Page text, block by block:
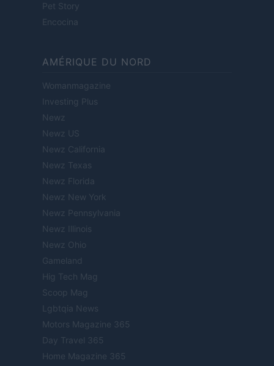
Pet Story
Encocina
AMÉRIQUE DU NORD
Womanmagazine
Investing Plus
Newz
Newz US
Newz California
Newz Texas
Newz Florida
Newz New York
Newz Pennsylvania
Newz Illinois
Newz Ohio
Gameland
Hig Tech Mag
Scoop Mag
Lgbtqia News
Motors Magazine 365
Day Travel 365
Home Magazine 365